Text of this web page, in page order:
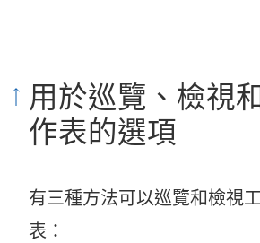
用於巡覽、檢視
作表的選項
有三種方法可以巡覽和檢視
表：